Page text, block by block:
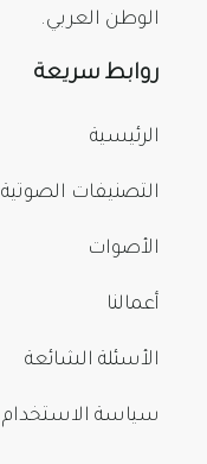
الوطن العربي.
روابط سريعة
الرئيسية
التصنيفات الصوتية
الأصوات
أعمالنا
الأسئلة الشائعة
سياسة الاستخدام